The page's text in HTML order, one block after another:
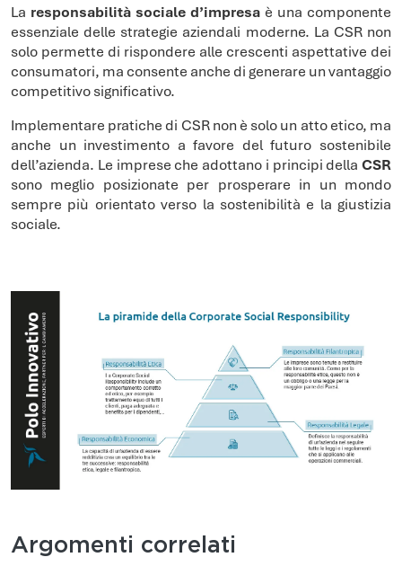
La responsabilità sociale d’impresa è una componente
essenziale delle strategie aziendali moderne. La CSR non
solo permette di rispondere alle crescenti aspettative dei
consumatori, ma consente anche di generare un vantaggio
competitivo significativo.
Implementare pratiche di CSR non è solo un atto etico, ma
anche un investimento a favore del futuro sostenibile
dell’azienda. Le imprese che adottano i principi della CSR
sono meglio posizionate per prosperare in un mondo
sempre più orientato verso la sostenibilità e la giustizia
sociale.
Argomenti correlati